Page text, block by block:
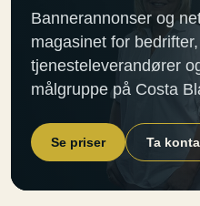
Bannerannonser og
magasinet for
tjenesteleverandører
målgruppe på Costa
Se priser Ta